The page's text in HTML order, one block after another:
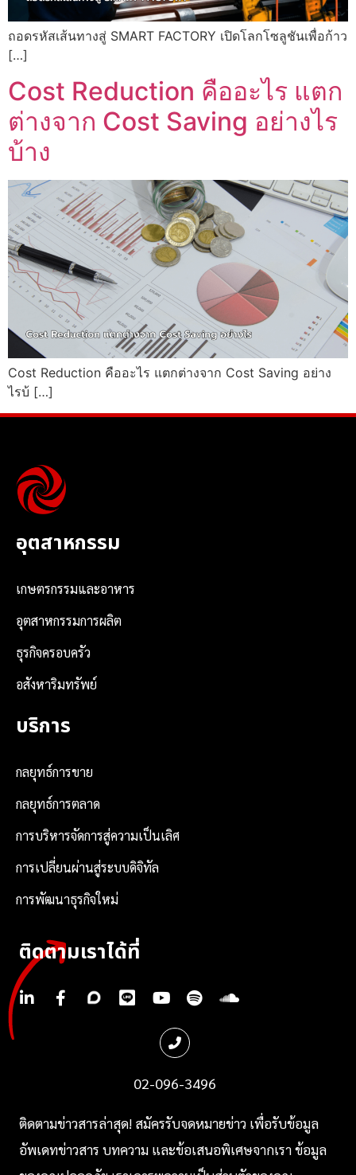
ถอดรหัสเส้นทางสู่ SMART FACTORY เปิดโลกโซลูชันเพื่อก้าว
[…]
Cost Reduction คืออะไร แตก
ต่างจาก Cost Saving อย่างไร
บ้าง
Cost Reduction คืออะไร แตกต่างจาก Cost Saving อย่าง
ไรบ้ […]
อุตสาหกรรม
เกษตรกรรมและอาหาร
อุตสาหกรรมการผลิต
ธุรกิจครอบครัว
อสังหาริมทรัพย์
บริการ
กลยุทธ์การขาย
กลยุทธ์การตลาด
การบริหารจัดการสู่ความเป็นเลิศ
การเปลี่ยนผ่านสู่ระบบดิจิทัล
การพัฒนาธุรกิจใหม่
ติดตามเราได้ที่
02-096-3496
ติดตามข่าวสารล่าสุด! สมัครรับจดหมายข่าว เพื่อรับข้อมูล
อัพเดทข่าวสาร บทความ และข้อเสนอพิเศษจากเราข้อมูล